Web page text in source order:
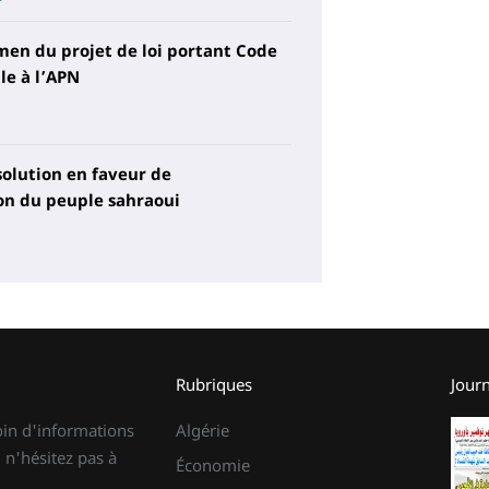
du projet de loi portant Code
à l’APN
en faveur de
du peuple sahraoui
d'informations
pas à
Rubriques
Algérie
Économie